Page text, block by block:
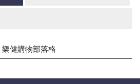
樂健購物部落格